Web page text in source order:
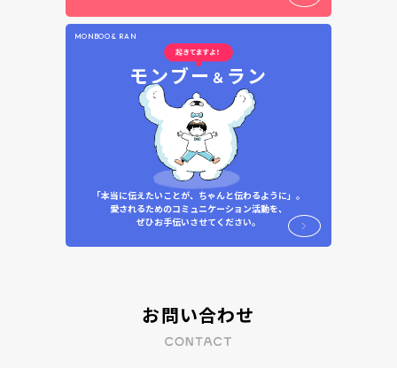
MONBOO & RAN
モンブー ＆ ラン
「本当に伝えたいことが、ちゃんと伝わるように」。
愛されるためのコミュニケーション活動を、
ぜひお手伝いさせてください。
お問い合わせ